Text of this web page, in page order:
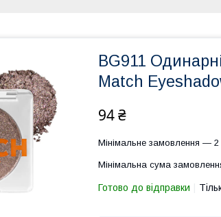
BG911
Match
94 ₴
Мінімальне замовлення —
Мінімальна сума
Готово до відправки